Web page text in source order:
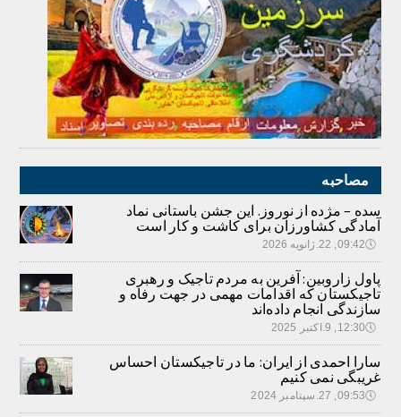
مصاحبه
سده – مژده از نوروز. این جشن باستانی نماد
آمادگی کشاورزان برای کاشت و کار است
🕔09:42, 22.ژانویه 2026
پاول زاروبین: آفرین به مردم تاجیک و رهبری
تاجیکستان که اقدامات مهمی در جهت رفاه و
سازندگی انجام داده‌اند
🕔12:30, 9.اکتبر 2025
سارا احمدی از ایران: ما در تاجیکستان احساس
غریبگی نمی کنیم
🕔09:53, 27.سپتامبر 2024